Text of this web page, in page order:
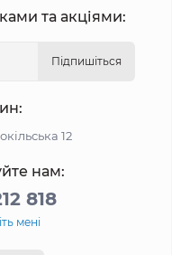
та акціями:
Підпишіться
12
нам:
818
мені